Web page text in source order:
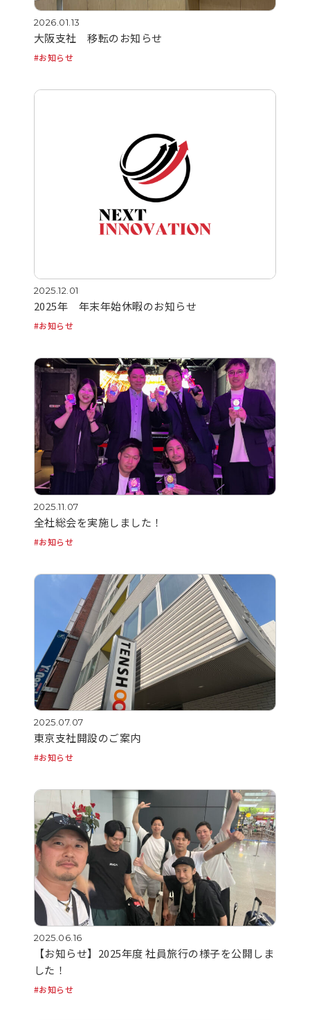
2026.01.13
大阪支社 移転のお知らせ
お知らせ
2025.12.01
2025年 年末年始休暇のお知らせ
お知らせ
2025.11.07
全社総会を実施しました！
お知らせ
2025.07.07
東京支社開設のご案内
お知らせ
2025.06.16
【お知らせ】2025年度 社員旅行の様子を公開しま
した！
お知らせ